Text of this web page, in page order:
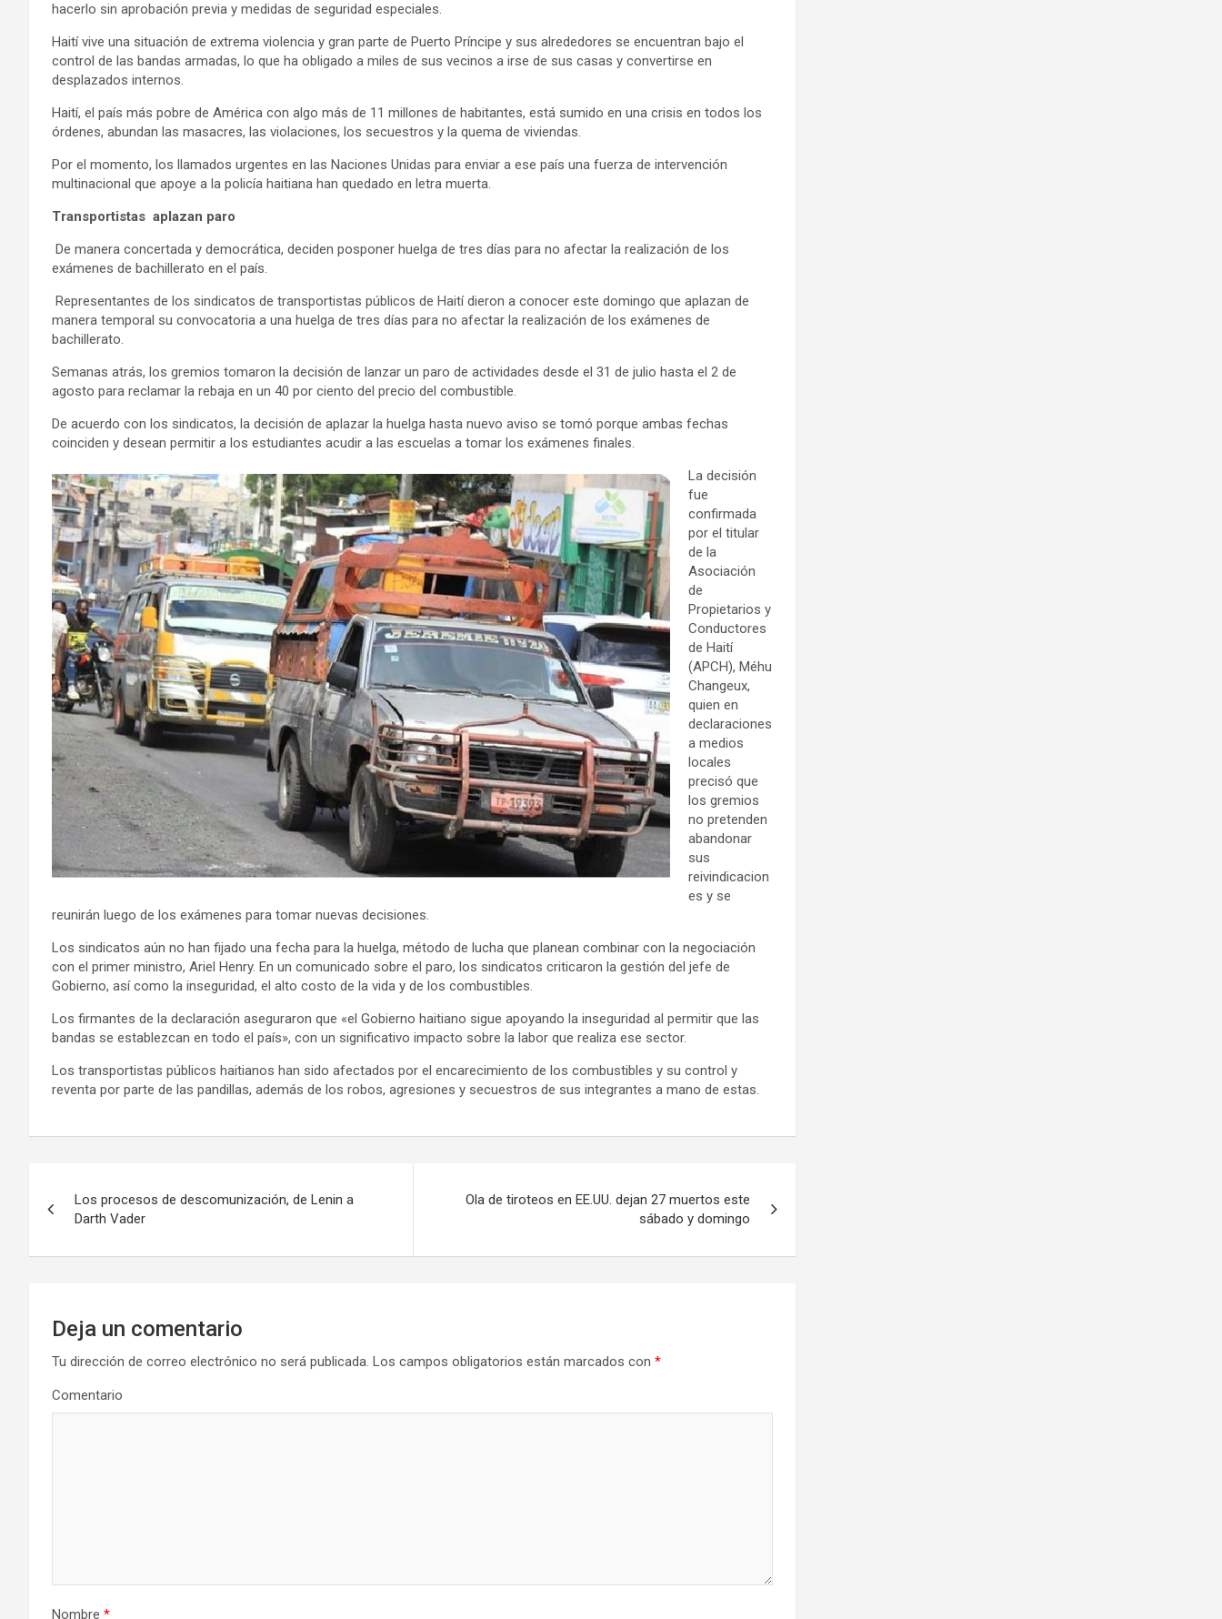
hacerlo sin aprobación previa y medidas de seguridad especiales.
Haití vive una situación de extrema violencia y gran parte de Puerto Príncipe y sus alrededores se encuentran bajo el
control de las bandas armadas, lo que ha obligado a miles de sus vecinos a irse de sus casas y convertirse en
desplazados internos.
Haití, el país más pobre de América con algo más de 11 millones de habitantes, está sumido en una crisis en todos los
órdenes, abundan las masacres, las violaciones, los secuestros y la quema de viviendas.
Por el momento, los llamados urgentes en las Naciones Unidas para enviar a ese país una fuerza de intervención
multinacional que apoye a la policía haitiana han quedado en letra muerta.
Transportistas aplazan paro
De manera concertada y democrática, deciden posponer huelga de tres días para no afectar la realización de los
exámenes de bachillerato en el país.
Representantes de los sindicatos de transportistas públicos de Haití dieron a conocer este domingo que aplazan de
manera temporal su convocatoria a una huelga de tres días para no afectar la realización de los exámenes de
bachillerato.
Semanas atrás, los gremios tomaron la decisión de lanzar un paro de actividades desde el 31 de julio hasta el 2 de
agosto para reclamar la rebaja en un 40 por ciento del precio del combustible.
De acuerdo con los sindicatos, la decisión de aplazar la huelga hasta nuevo aviso se tomó porque ambas fechas
coinciden y desean permitir a los estudiantes acudir a las escuelas a tomar los exámenes finales.
La decisión
fue
confirmada
por el titular
de la
Asociación
de
Propietarios y
Conductores
de Haití
(APCH), Méhu
Changeux,
quien en
declaraciones
a medios
locales
precisó que
los gremios
no pretenden
abandonar
sus
reivindicacion
es y se
reunirán luego de los exámenes para tomar nuevas decisiones.
Los sindicatos aún no han fijado una fecha para la huelga, método de lucha que planean combinar con la negociación
con el primer ministro, Ariel Henry. En un comunicado sobre el paro, los sindicatos criticaron la gestión del jefe de
Gobierno, así como la inseguridad, el alto costo de la vida y de los combustibles.
Los firmantes de la declaración aseguraron que «el Gobierno haitiano sigue apoyando la inseguridad al permitir que las
bandas se establezcan en todo el país», con un significativo impacto sobre la labor que realiza ese sector.
Los transportistas públicos haitianos han sido afectados por el encarecimiento de los combustibles y su control y
reventa por parte de las pandillas, además de los robos, agresiones y secuestros de sus integrantes a mano de estas.
v
Los procesos de descomunización, de Lenin a
Darth Vader
Ola de tiroteos en EE.UU. dejan 27 muertos este
sábado y domingo
Deja un comentario
Tu dirección de correo electrónico no será publicada. Los campos obligatorios están marcados con *
Comentario
Nombre *